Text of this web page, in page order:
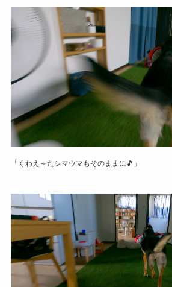
「くわえ～たシマウマもそのままに🎵」